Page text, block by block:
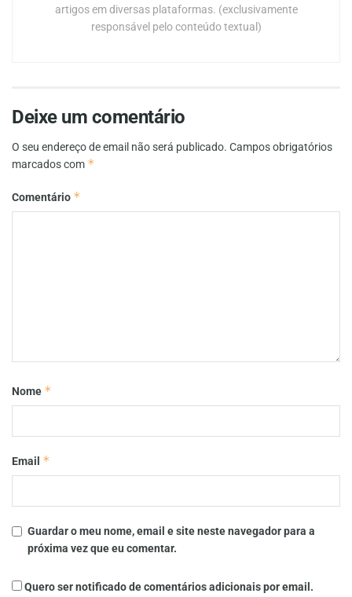
artigos em diversas plataformas. (exclusivamente
responsável pelo conteúdo textual)
Deixe um comentário
O seu endereço de email não será publicado. Campos obrigatórios
marcados com *
Comentário *
Nome *
Email *
Guardar o meu nome, email e site neste navegador para a
próxima vez que eu comentar.
Quero ser notificado de comentários adicionais por email.